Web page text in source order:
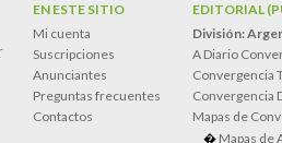
EN ESTE SITIO
Mi cuenta
Suscripciones
Anunciantes
Preguntas frecuentes
Contactos
EDITORIAL
División:
A Diario
Convergencia
Convergencia
Mapas de
Mapas de